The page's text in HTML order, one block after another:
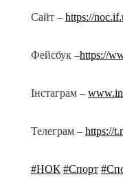
Сайт – https://
Фейсбук –https://
Інстаграм –
Телеграм – https://
#НОК #Спорт